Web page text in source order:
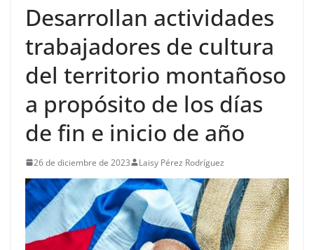
Desarrollan actividades
trabajadores de cultura
del territorio montañoso
a propósito de los días
de fin e inicio de año
26 de diciembre de 2023 Laisy Pérez Rodríguez